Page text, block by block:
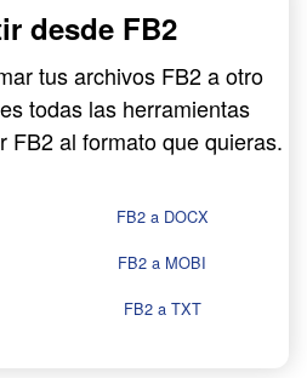
desde FB2
tus archivos FB2 a otro
todas las herramientas
FB2 al formato que quieras.
FB2 a DOCX
FB2 a MOBI
FB2 a TXT